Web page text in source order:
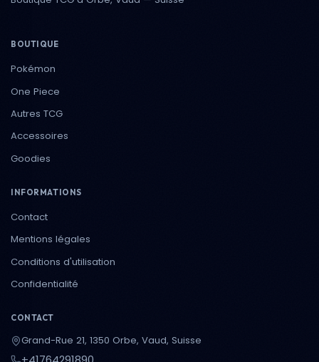
BOUTIQUE
Pokémon
One Piece
Autres TCG
Accessoires
Goodies
INFORMATIONS
Contact
Mentions légales
Conditions d'utilisation
Confidentialité
CONTACT
Grand-Rue 21, 1350 Orbe, Vaud, Suisse